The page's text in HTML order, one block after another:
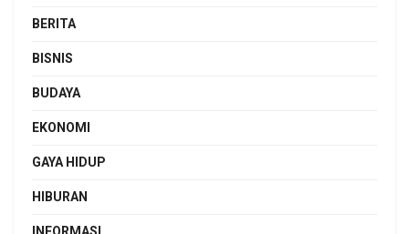
BERITA
BISNIS
BUDAYA
EKONOMI
GAYA HIDUP
HIBURAN